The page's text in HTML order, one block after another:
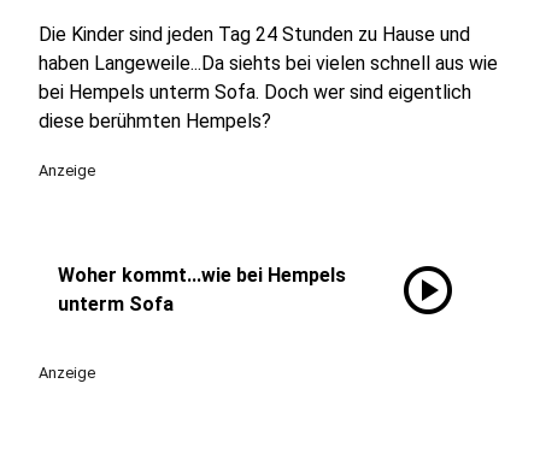
Die Kinder sind jeden Tag 24 Stunden zu Hause und
haben Langeweile...Da siehts bei vielen schnell aus wie
bei Hempels unterm Sofa. Doch wer sind eigentlich
diese berühmten Hempels?
Anzeige
Woher kommt...wie bei Hempels
unterm Sofa
play_circle
Anzeige